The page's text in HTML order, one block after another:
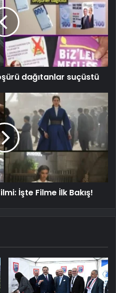
dağıtanlar suçüstü
İşte Filme İlk Bakış!